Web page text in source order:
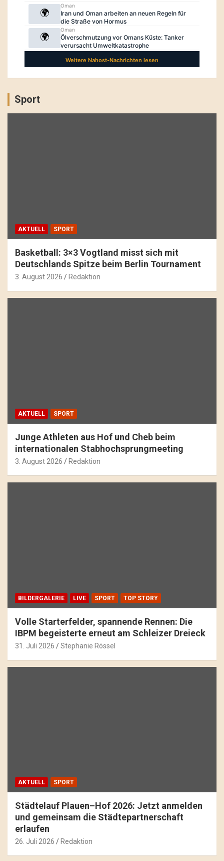
Sport
AKTUELL SPORT
Basketball: 3×3 Vogtland misst sich mit
Deutschlands Spitze beim Berlin Tournament
3. August 2026 Redaktion
AKTUELL SPORT
Junge Athleten aus Hof und Cheb beim
internationalen Stabhochsprungmeeting
3. August 2026 Redaktion
BILDERGALERIE LIVE SPORT TOP STORY
Volle Starterfelder, spannende Rennen: Die
IBPM begeisterte erneut am Schleizer Dreieck
31. Juli 2026 Stephanie Rössel
AKTUELL SPORT
Städtelauf Plauen–Hof 2026: Jetzt anmelden
und gemeinsam die Städtepartnerschaft
erlaufen
26. Juli 2026 Redaktion